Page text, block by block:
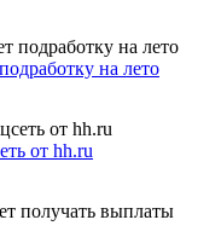
на лето
от hh.ru